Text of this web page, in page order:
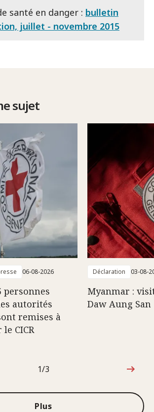
santé en danger : bulletin
juillet - novembre 2015
sujet
06-08-2026
personnes
autorités
remises à
le CICR
Déclaration 03-08-
Myanmar :
Daw Aung San
1sur3
1/3
Plus